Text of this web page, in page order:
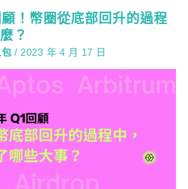
！幣圈從底部回升的過程
？
/ 2023 年 4 月 17 日